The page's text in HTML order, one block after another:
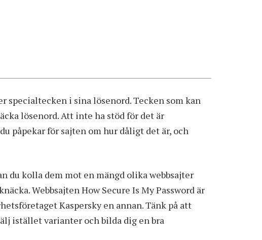
i sina lösenord. Tecken som kan
lösenord. Att inte ha stöd för det är
påpekar för sajten om hur dåligt det är, och
du kolla dem mot en mängd olika webbsajter
WebbsajtenHow Secure Is My Password är
Kaspersky en annan. Tänk på att
istället varianter och bilda dig en bra